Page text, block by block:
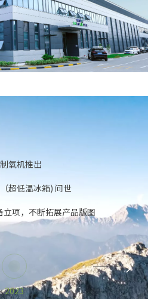
氧机推出
超低温冰箱) 问世
项，不断拓展产品版图
学设备产品立项
展康复产品版图
破1.5亿多品类的出货总量跃居全
销售
设计的便携式超声刀、电动腔镜
入小批量试产
耗材正式生产销售，确认收入近
186家
工艺量产平台，医疗器械CDMO大
入量产销售
、超声刀立项
镜吻合器进入量产销售
电动腔镜吻合器立项
割吻合器进入量产销售
进入量产销售
吻合器进入量产销售
器立项
进入量产销售
器进入量产销售
协议
镜吻合器为切入点进军CDMO产
2023